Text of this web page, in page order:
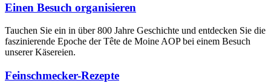
Einen Besuch organisieren
Tauchen Sie ein in über 800 Jahre Geschichte und entdecken Sie die
faszinierende Epoche der Tête de Moine AOP bei einem Besuch
unserer Käsereien.
Feinschmecker-Rezepte